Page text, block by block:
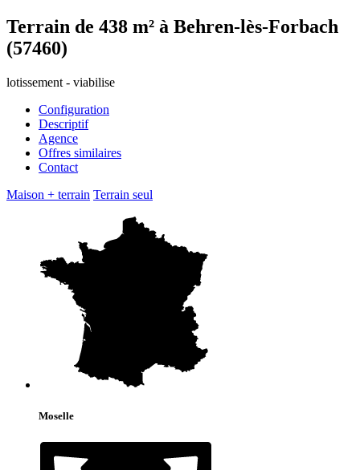
Terrain de 438 m² à Behren-lès-Forbach
(57460)
lotissement - viabilise
Configuration
Descriptif
Agence
Offres similaires
Contact
Maison + terrain Terrain seul
Moselle